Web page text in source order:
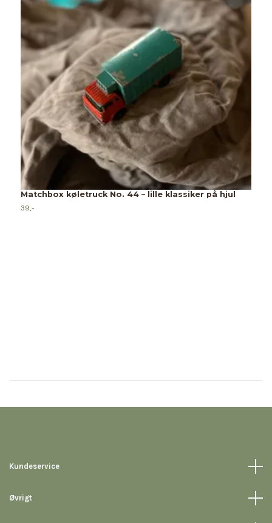
Matchbox køletruck No. 44 – lille klassiker på hjul
39,-
Kundeservice
Øvrigt